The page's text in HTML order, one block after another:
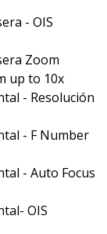
- OIS
Zoom
up to 10x
- Resolución
- F Number
- Auto Focus
OIS